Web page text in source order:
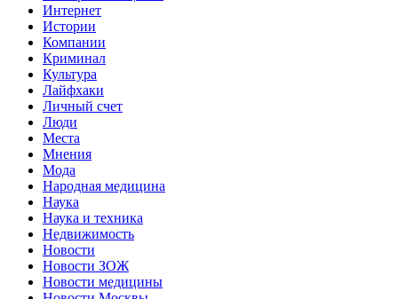
Интернет
Истории
Компании
Криминал
Культура
Лайфхаки
Личный счет
Люди
Места
Мнения
Мода
Народная медицина
Наука
Наука и техника
Недвижимость
Новости
Новости ЗОЖ
Новости медицины